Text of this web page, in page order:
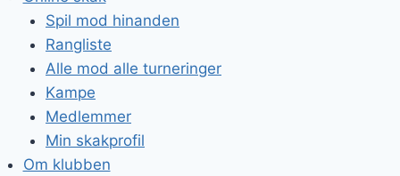
Spil mod hinanden
Rangliste
Alle mod alle turneringer
Kampe
Medlemmer
Min skakprofil
Om klubben